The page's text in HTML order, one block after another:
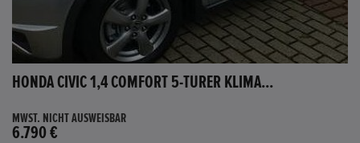
HONDA CIVIC 1,4 COMFORT 5-TÜRER KLIMA...
MWST. NICHT AUSWEISBAR
6.790 €